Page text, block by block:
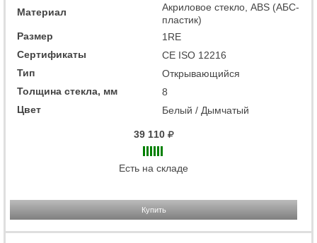
Материал
Акриловое стекло, ABS (АБС-
пластик)
Размер
1RE
Сертификаты
CE ISO 12216
Тип
Открывающийся
Толщина стекла, мм
8
Цвет
Белый / Дымчатый
39 110
Есть на складе
Купить